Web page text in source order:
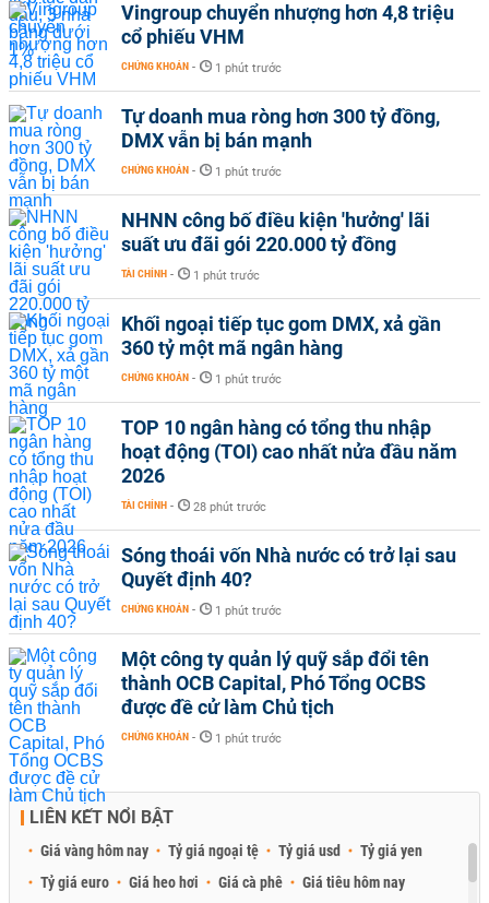
Vingroup chuyển nhượng hơn 4,8 triệu
cổ phiếu VHM
CHỨNG KHOÁN - 1 phút trước
Tự doanh mua ròng hơn 300 tỷ đồng,
DMX vẫn bị bán mạnh
CHỨNG KHOÁN - 1 phút trước
NHNN công bố điều kiện 'hưởng' lãi
suất ưu đãi gói 220.000 tỷ đồng
TÀI CHÍNH - 1 phút trước
Khối ngoại tiếp tục gom DMX, xả gần
360 tỷ một mã ngân hàng
CHỨNG KHOÁN - 1 phút trước
TOP 10 ngân hàng có tổng thu nhập
hoạt động (TOI) cao nhất nửa đầu năm
2026
TÀI CHÍNH - 28 phút trước
Sóng thoái vốn Nhà nước có trở lại sau
Quyết định 40?
CHỨNG KHOÁN - 1 phút trước
Một công ty quản lý quỹ sắp đổi tên
thành OCB Capital, Phó Tổng OCBS
được đề cử làm Chủ tịch
CHỨNG KHOÁN - 1 phút trước
LIÊN KẾT NỔI BẬT
Giá vàng hôm nay Tỷ giá ngoại tệ Tỷ giá usd
Tỷ giá yen
Tỷ giá euro
Giá heo hơi Giá cà phê Giá tiêu hôm nay